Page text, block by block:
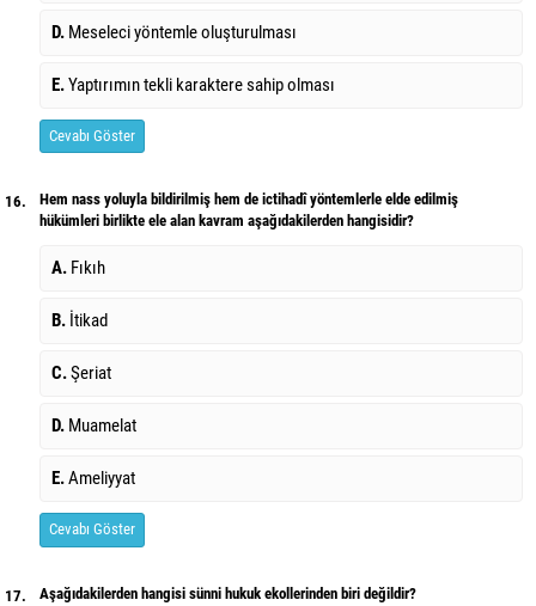
D. Meseleci yöntemle oluşturulması
E.Yaptırımın tekli karaktere sahip olması
Cevabı Göster
16.
Hem nass yoluyla bildirilmiş hem de ictihadî yöntemlerle elde edilmiş
hükümleri birlikte ele alan kavram aşağıdakilerden hangisidir?
A. Fıkıh
B. İtikad
C.Şeriat
D. Muamelat
E.Ameliyyat
Cevabı Göster
17. Aşağıdakilerden hangisi sünni hukuk ekollerinden biri değildir?